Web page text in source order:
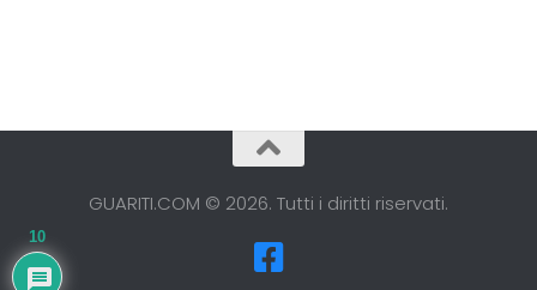
GUARITI.COM © 2026. Tutti i diritti riservati.
10